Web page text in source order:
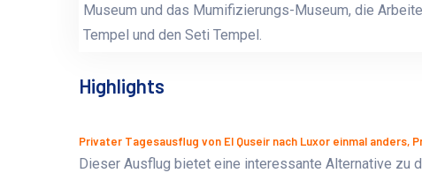
Museum und das Mumifizierungs-Museum, die
Tempel und den Seti Tempel.
Highlights
Privater Tagesausflug von El Quseir nach Luxor einmal anders,
Dieser Ausflug bietet eine interessante Alternative zu